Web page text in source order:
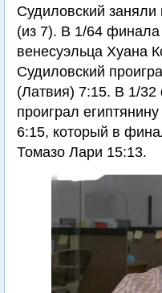
Судиловский заняли
(из 7). В 1/64
венесуэльца Хуана
Судиловский
(Латвия) 7:15. В 1/32
проиграл
6:15, который в
Томазо Лари 15:13.